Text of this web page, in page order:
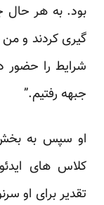
بود. به هر حال
گیری کردند و من
شرایط را
جبهه رفتیم.” ‏
او سپس به
کلاس های
تقدیر ‏برای او